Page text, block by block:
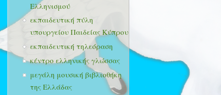
Ελληνισμού
εκπαιδευτική πύλη
υπουργείου Παιδείας Κύπρου
εκπαιδευτική τηλεόραση
κέντρο ελληνικής γλώσσας
μεγάλη μουσική βιβλιοθήκη
της Ελλάδας